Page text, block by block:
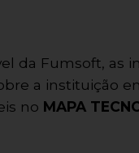
da Fumsoft, as
a instituição
no MAPA